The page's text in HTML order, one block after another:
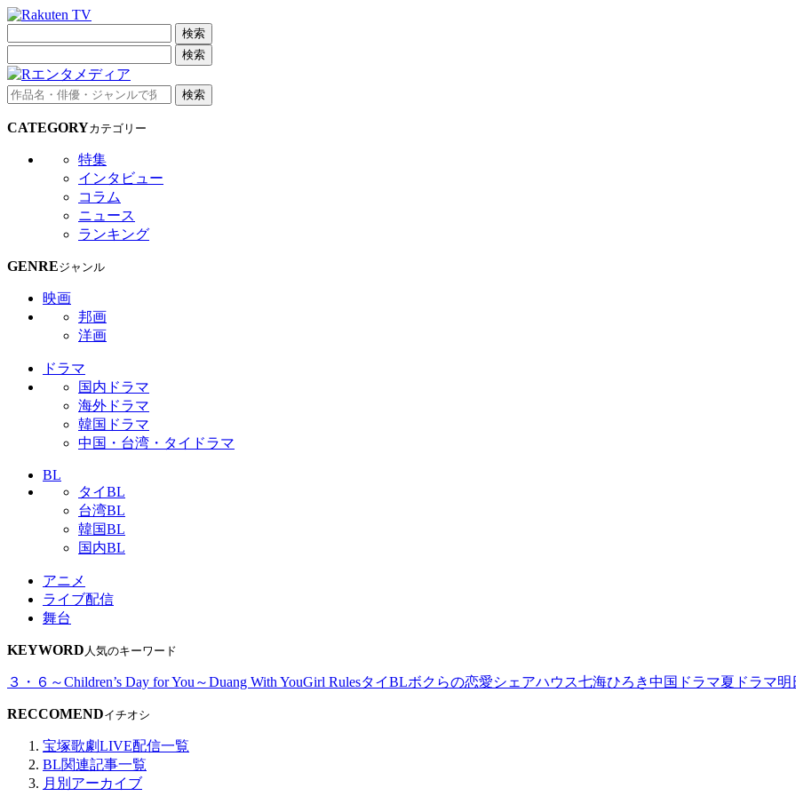
検索
検索
検索
CATEGORYカテゴリー
特集
インタビュー
コラム
ニュース
ランキング
GENREジャンル
映画
邦画
洋画
ドラマ
国内ドラマ
海外ドラマ
韓国ドラマ
中国・台湾・タイドラマ
BL
タイBL
台湾BL
韓国BL
国内BL
アニメ
ライブ配信
舞台
KEYWORD 人気のキーワード
３・６～Children’s Day for You～Duang With YouGirl RulesタイBLボクらの恋愛シェアハウス七海ひろき中国ドラマ夏ドラマ明
RECCOMENDイチオシ
宝塚歌劇LIVE配信一覧
BL関連記事一覧
月別アーカイブ